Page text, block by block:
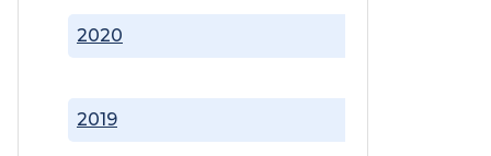
2019
2020